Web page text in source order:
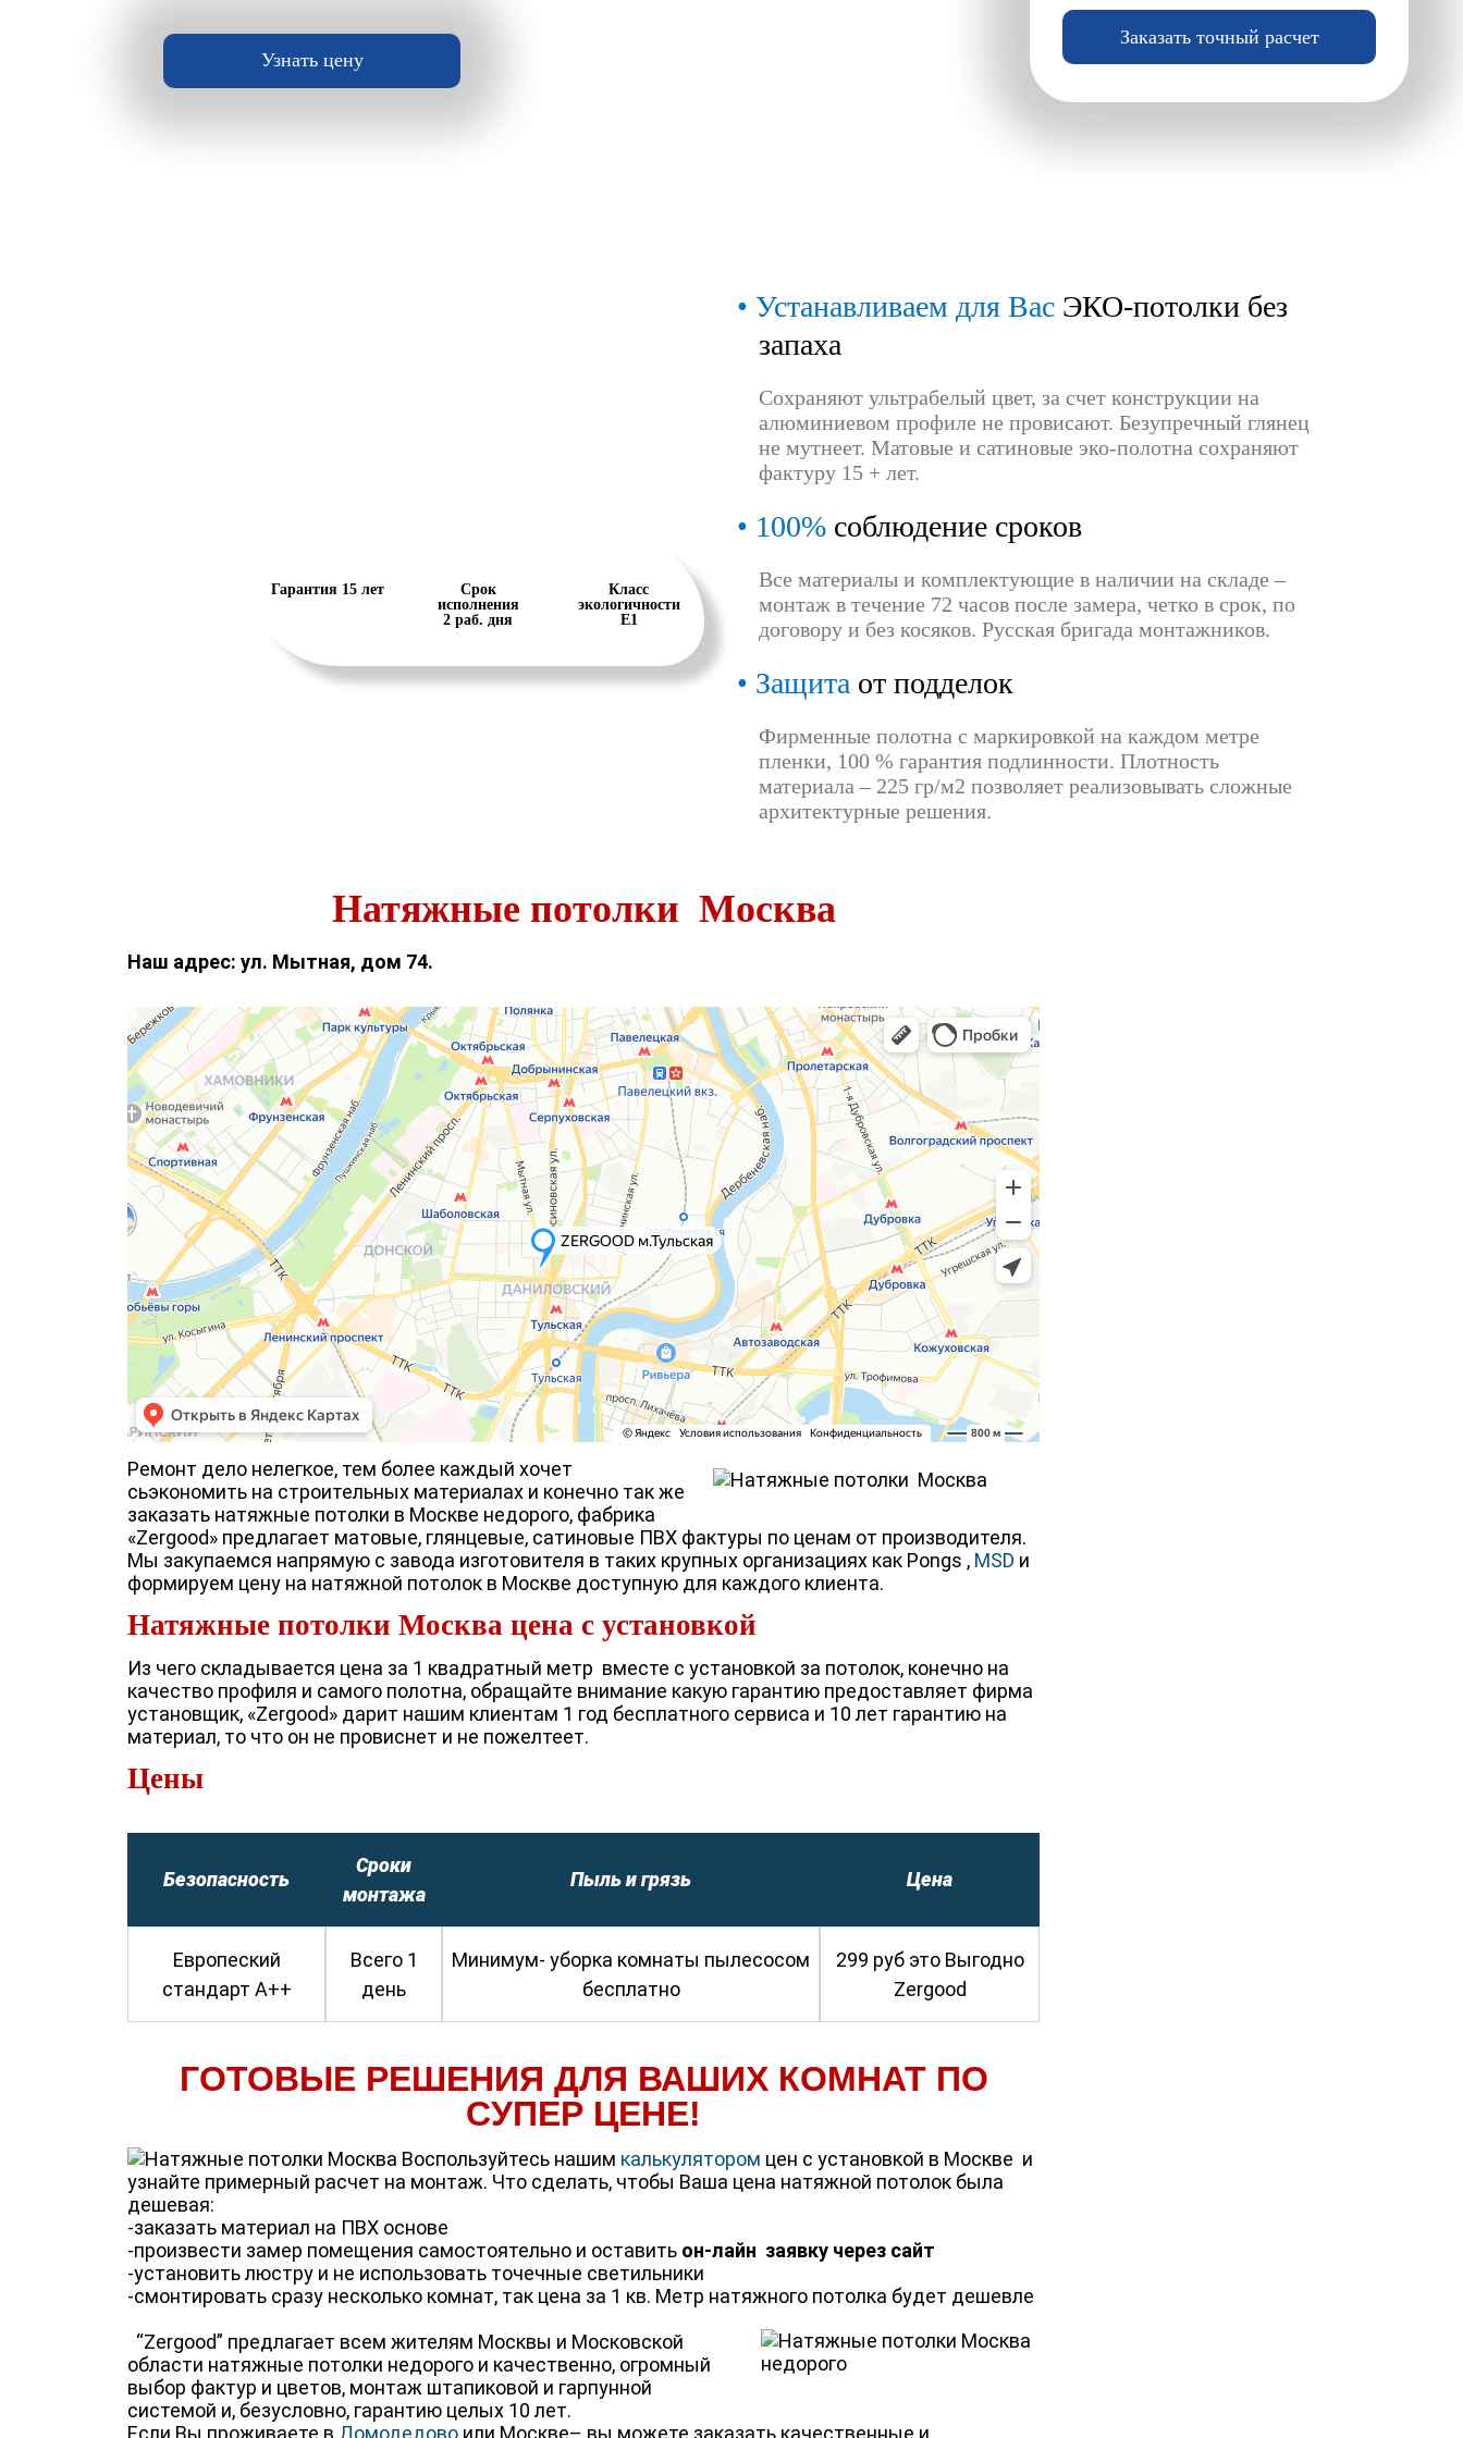
Заказать точный расчет
Узнать цену
Гарантия 15 лет
Срок
исполнения
2 раб. дня
Класс
экологичности
Е1
Устанавливаем для Вас ЭКО-потолки без
запаха
Сохраняют ультрабелый цвет, за счет конструкции на
алюминиевом профиле не провисают. Безупречный глянец
не мутнеет. Матовые и сатиновые эко-полотна сохраняют
фактуру 15 + лет.
100% соблюдение сроков
Все материалы и комплектующие в наличии на складе –
монтаж в течение 72 часов после замера, четко в срок, по
договору и без косяков. Русская бригада монтажников.
Защита от подделок
Фирменные полотна с маркировкой на каждом метре
пленки, 100 % гарантия подлинности. Плотность
материала – 225 гр/м2 позволяет реализовывать сложные
архитектурные решения.
Натяжные потолки Москва
Наш адрес: ул. Мытная, дом 74.
Ремонт дело нелегкое, тем более каждый хочет
сьэкономить на строительных материалах и конечно так же
заказать натяжные потолки в Москве недорого, фабрика
«Zergood» предлагает матовые, глянцевые, сатиновые ПВХ фактуры по ценам от производителя.
Мы закупаемся напрямую с завода изготовителя в таких крупных организациях как Pongs , MSD и
формируем цену на натяжной потолок в Москве доступную для каждого клиента.
Натяжные потолки Москва цена с установкой
Из чего складывается цена за 1 квадратный метр вместе с установкой за потолок, конечно на
качество профиля и самого полотна, обращайте внимание какую гарантию предоставляет фирма
установщик, «Zergood» дарит нашим клиентам 1 год бесплатного сервиса и 10 лет гарантию на
материал, то что он не провиснет и не пожелтеет.
Цены
Безопасность
Сроки
монтажа
Пыль и грязь Цена
Европеский
стандарт А++
Всего 1
день
Минимум- уборка комнаты пылесосом
бесплатно
299 руб это Выгодно
Zergood
ГОТОВЫЕ РЕШЕНИЯ ДЛЯ ВАШИХ КОМНАТ ПО
СУПЕР ЦЕНЕ!
Воспользуйтесь нашим калькулятором цен c установкой в Москве и
узнайте примерный расчет на монтаж. Что сделать, чтобы Ваша цена натяжной потолок была
дешевая:
-заказать материал на ПВХ основе
-произвести замер помещения самостоятельно и оставить он-лайн заявку через сайт
-установить люстру и не использовать точечные светильники
-смонтировать сразу несколько комнат, так цена за 1 кв. Метр натяжного потолка будет дешевле
“Zergood” предлагает всем жителям Москвы и Московской
области натяжные потолки недорого и качественно, огромный
выбор фактур и цветов, монтаж штапиковой и гарпунной
системой и, безусловно, гарантию целых 10 лет.
Если Вы проживаете в Домодедово или Москве– вы можете заказать качественные и